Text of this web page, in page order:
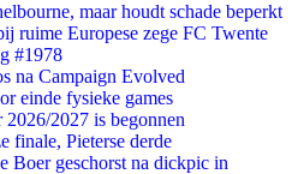
maar houdt schade beperkt
ruime Europese zege FC Twente
#1978
na Campaign Evolved
einde fysieke games
2027 is begonnen
finale, Pieterse derde
Boer geschorst na dickpic in